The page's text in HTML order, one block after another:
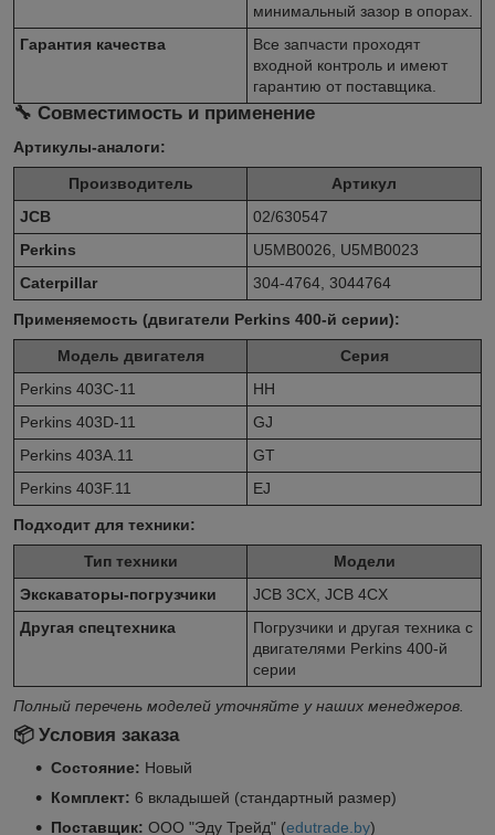
минимальный зазор в опорах.
Гарантия качества
Все запчасти проходят
входной контроль и имеют
гарантию от поставщика.
🔧 Совместимость и применение
Артикулы-аналоги:
Производитель
Артикул
JCB
02/630547
Perkins
U5MB0026, U5MB0023
Caterpillar
304-4764, 3044764
Применяемость (двигатели Perkins 400-й серии):
Модель двигателя
Серия
Perkins 403C-11
HH
Perkins 403D-11
GJ
Perkins 403A.11
GT
Perkins 403F.11
EJ
Подходит для техники:
Тип техники
Модели
Экскаваторы-погрузчики
JCB 3CX, JCB 4CX
Другая спецтехника
Погрузчики и другая техника с
двигателями Perkins 400-й
серии
Полный перечень моделей уточняйте у наших менеджеров.
📦 Условия заказа
Состояние: Новый
Комплект: 6 вкладышей (стандартный размер)
Поставщик: ООО "Эду Трейд" (edutrade.by)